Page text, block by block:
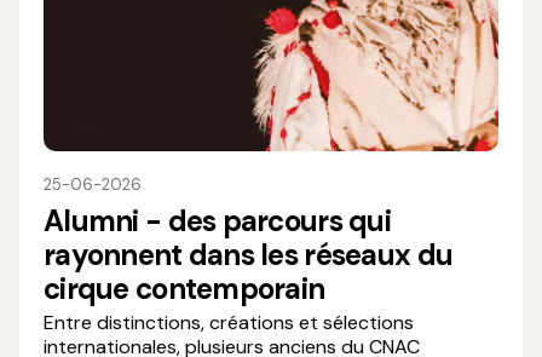
25-06-2026
Alumni - des parcours qui
rayonnent dans les réseaux du
cirque contemporain
Entre distinctions, créations et sélections
internationales, plusieurs anciens du CNAC